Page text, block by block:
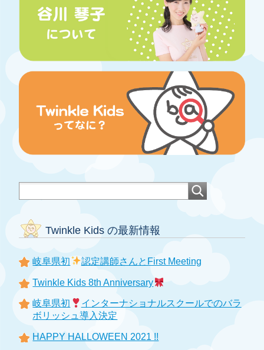
Twinkle Kids の最新情報
岐阜県初 認定講師さんとFirst Meeting
Twinkle Kids 8th Anniversary
岐阜県初
インターナショナルスクールでのバラ
ボリッシュ導入決定
HAPPY HALLOWEEN 2021 !!